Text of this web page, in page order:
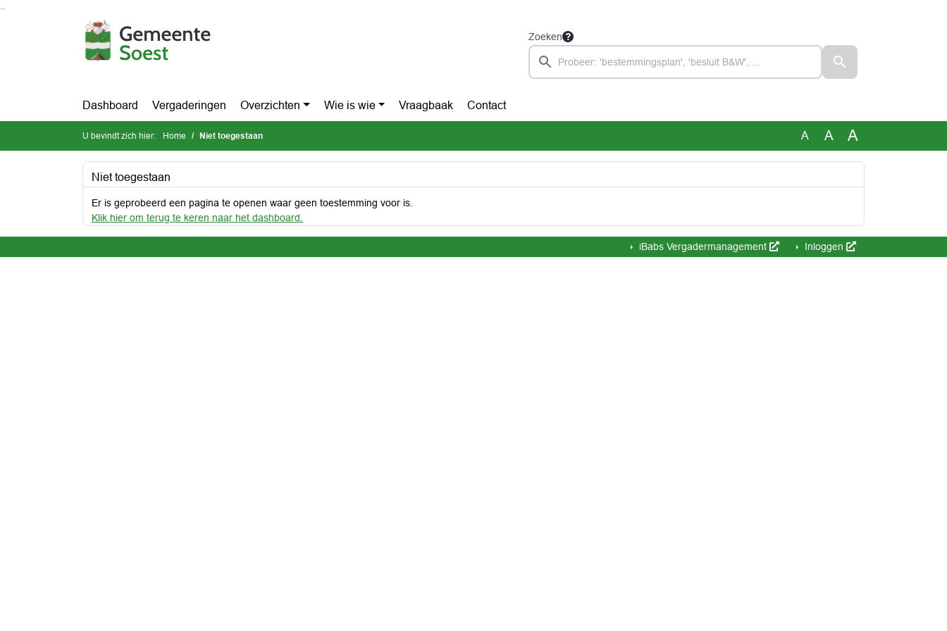
Zoeken
Dashboard Vergaderingen Overzichten Wie is wie Vraagbaak Contact
U bevindt zich hier: Home Niet toegestaan A A A
Niet toegestaan
Er is geprobeerd een pagina te openen waar geen toestemming voor is.
Klik hier om terug te keren naar het dashboard.
iBabs Vergadermanagement Inloggen